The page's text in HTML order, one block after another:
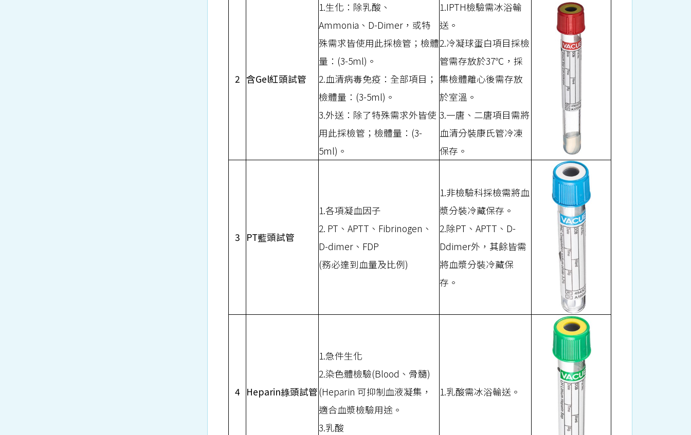
2 含Gel紅頭試管
1.生化：除乳酸、
Ammonia、D-Dimer，或特
殊需求皆使用此採檢管；檢體
量：(3-5ml)。
2.血清病毒免疫：全部項目；
檢體量：(3-5ml)。
3.外送：除了特殊需求外皆使
用此採檢管；檢體量：(3-
5ml)。
1.IPTH檢驗需冰浴輸
送。
2.冷凝球蛋白項目採檢
管需存放於37℃，採
集檢體離心後需存放
於室溫。
3.一唐、二唐項目需將
血清分裝康氏管冷凍
保存。
3 PT藍頭試管
1.各項凝血因子
2. PT、APTT、Fibrinogen、
D-dimer、FDP
(務必達到血量及比例)
1.非檢驗科採檢需將血
漿分裝冷藏保存。
2.除PT、APTT、D-
Ddimer外，其餘皆需
將血漿分裝冷藏保
存。
4 Heparin綠頭試管
1.急件生化
2.染色體檢驗(Blood、骨髓)
(Heparin 可抑制血液凝集，
適合血漿檢驗用途。
3.乳酸
1.乳酸需冰浴輸送。